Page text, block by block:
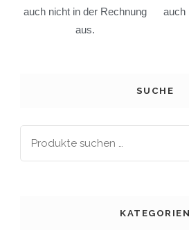
auch nicht in der Rechnung
aus.
auch
SUCHE
KATEGORIEN